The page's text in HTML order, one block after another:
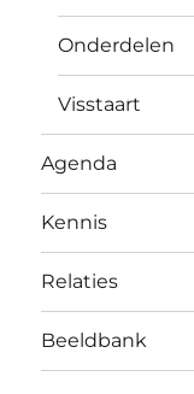
Onderdelen
Visstaart
Agenda
Kennis
Relaties
Beeldbank